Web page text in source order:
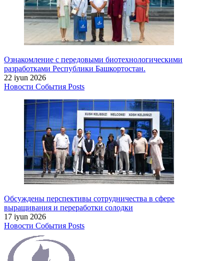
Ознакомление с передовыми биотехнологическими
разработками Республики Башкортостан.
22 iyun 2026
Новости События Posts
Обсуждены перспективы сотрудничества в сфере
выращивания и переработки солодки
17 iyun 2026
Новости События Posts